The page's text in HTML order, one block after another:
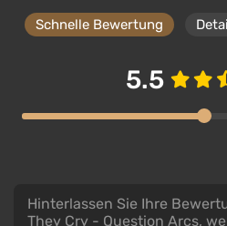
Schnelle Bewertung
5.5